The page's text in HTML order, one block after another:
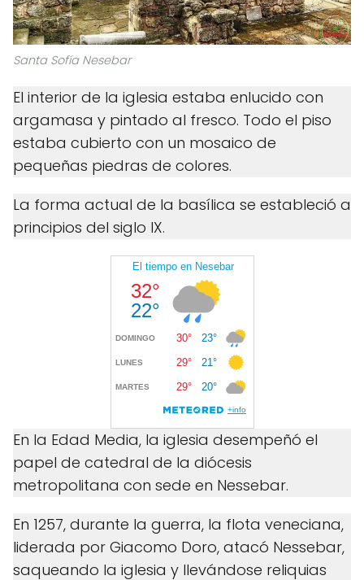
Santa Sofía Nesebar
El interior de la iglesia estaba enlucido con
argamasa y pintado al fresco. Todo el piso
estaba cubierto con un mosaico de
pequeñas piedras de colores.
La forma actual de la basílica se estableció a
principios del siglo IX.
En la Edad Media, la iglesia desempeñó el
papel de catedral de la diócesis
metropolitana con sede en Nessebar.
En 1257, durante la guerra, la flota veneciana,
liderada por Giacomo Doro, atacó Nessebar,
saqueando la iglesia y llevándose reliquias